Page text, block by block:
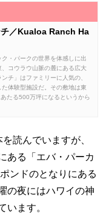
チ／Kualoa Ranch Ha
・パークの世界を体感しに出
コウラウ山脈の麓にある広大
チ」はファミリーに人気の、
体験型施設だ。その敷地は東
たる500万坪になるというから
読んでいますが、
ある「エバ・パーカ
ンドのとなりにある
の夜にはハワイの神
います。